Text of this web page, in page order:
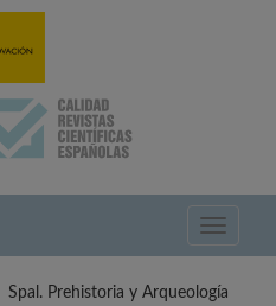
Toggle
Spal. Prehistoria y Arqueología